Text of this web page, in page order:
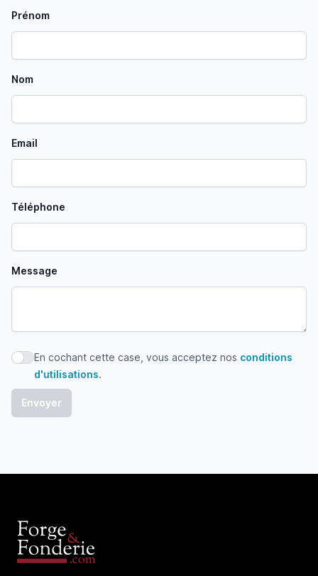
Prénom
Nom
Email
Téléphone
Message
En cochant cette case, vous acceptez nos conditions
En cochant cette case, vous acceptez nos conditions
d'utilisations.